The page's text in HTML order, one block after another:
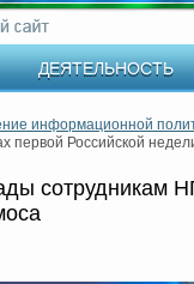
ДЕЯТЕЛЬНОСТЬ
информационной
первой Российской
сотрудникам